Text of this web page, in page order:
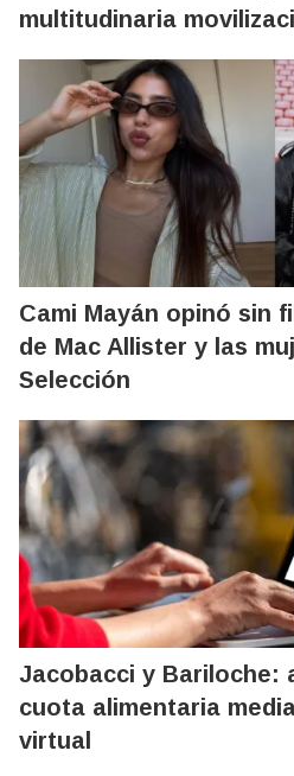
multitudinaria
Cami Mayán opinó sin
de Mac Allister y las
Selección
Jacobacci y Bariloche:
cuota alimentaria
virtual